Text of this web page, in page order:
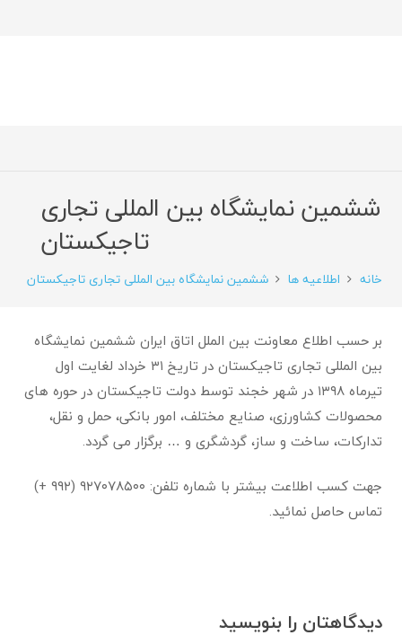
ششمین نمایشگاه بین المللی تجاری
تاجیکستان
خانه اطلاعیه ها ششمین نمایشگاه بین المللی تجاری تاجیکستان
بر حسب اطلاع معاونت بین الملل اتاق ایران ششمین نمایشگاه
بین المللی تجاری تاجیکستان در تاریخ ۳۱ خرداد لغایت اول
تیرماه ۱۳۹۸ در شهر خجند توسط دولت تاجیکستان در حوره های
محصولات کشاورزی، صنایع مختلف، امور بانکی، حمل و نقل،
تدارکات، ساخت و ساز، گردشگری و … برگزار می گردد.
جهت کسب اطلاعت بیشتر با شماره تلفن: ۹۲۷۰۷۸۵۰۰ (۹۹۲ +)
تماس حاصل نمائید.
دیدگاهتان را بنویسید